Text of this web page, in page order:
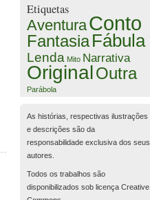
Etiquetas
AventuraConto
FantasiaFábula
Lenda Mito Narrativa
OriginalOutra
Parábola
As histórias, respectivas ilustrações
e descrições são da
responsabilidade exclusiva dos seus
autores.
Todos os trabalhos são
disponibilizados sob licença Creative